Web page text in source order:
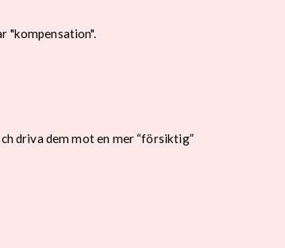
"kompensation".
driva dem mot en mer “försiktig”